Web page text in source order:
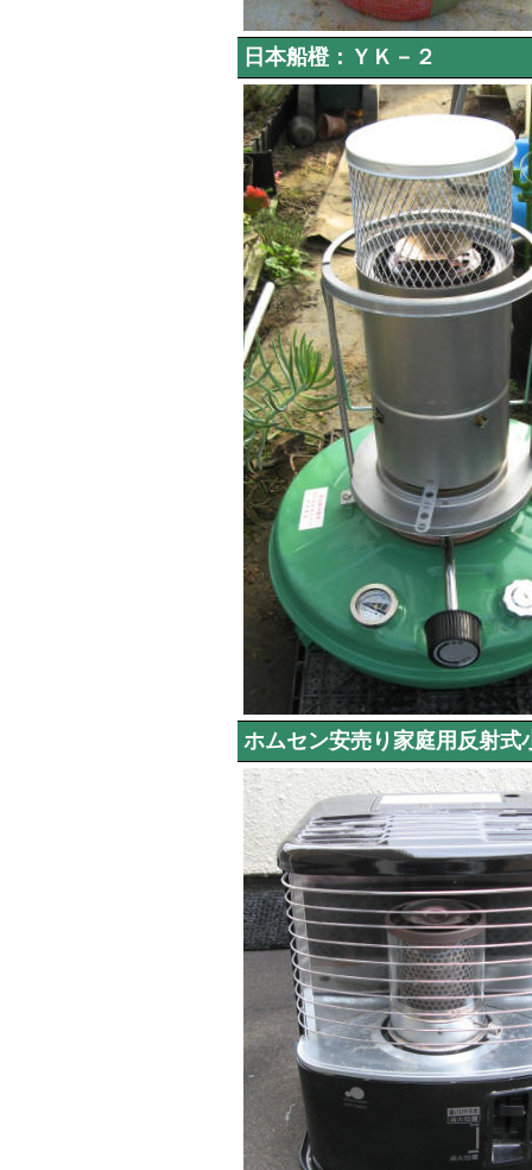
日本船橙：ＹＫ－２
ホムセン安売り家庭用反射式